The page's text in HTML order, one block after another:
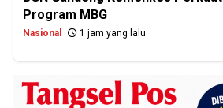
Program MBG
Nasional 1 jam yang lalu